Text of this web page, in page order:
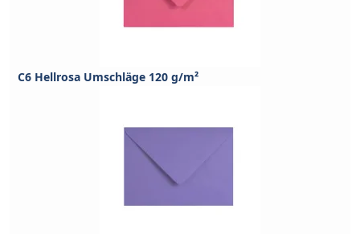
C6 Hellrosa Umschläge 120 g/m²